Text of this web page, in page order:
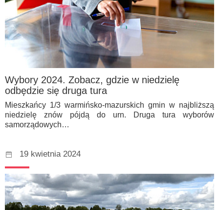
Wybory 2024. Zobacz, gdzie w niedzielę
odbędzie się druga tura
Mieszkańcy 1/3 warmińsko-mazurskich gmin w najbliższą
niedzielę znów pójdą do urn. Druga tura wyborów
samorządowych…
19 kwietnia 2024